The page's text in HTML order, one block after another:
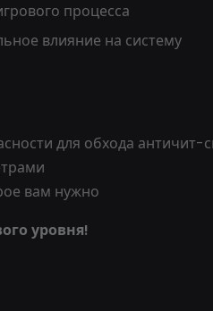
процесса
влияние на систему
для обхода античит-
вам нужно
уровня!